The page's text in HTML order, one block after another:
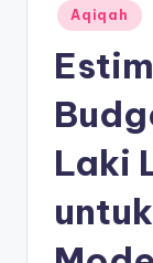
K
Posted
in
Aqiqah
Laki